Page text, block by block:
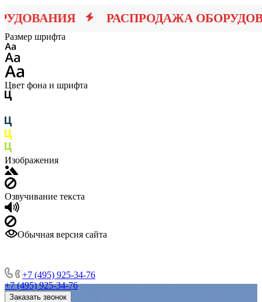
РАСПРОДАЖА
Размер шрифта
Цвет фона и шрифта
Изображения
Озвучивание текста
Обычная версия сайта
+7 (495) 925-34-76
+7 (495) 925-34-76
Заказать звонок